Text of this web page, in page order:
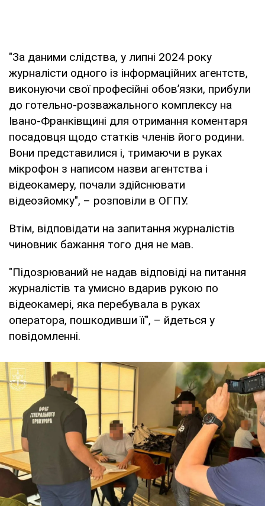
"За даними слідства, у липні 2024 року
журналісти одного із інформаційних агентств,
виконуючи свої професійні обов’язки, прибули
до готельно-розважального комплексу на
Івано-Франківщині для отримання коментаря
посадовця щодо статків членів його родини.
Вони представилися і, тримаючи в руках
мікрофон з написом назви агентства і
відеокамеру, почали здійснювати
відеозйомку", – розповіли в ОГПУ.
Втім, відповідати на запитання журналістів
чиновник бажання того дня не мав.
"Підозрюваний не надав відповіді на питання
журналістів та умисно вдарив рукою по
відеокамері, яка перебувала в руках
оператора, пошкодивши її", – йдеться у
повідомленні.